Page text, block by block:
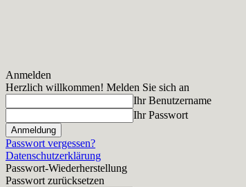
Anmelden
Herzlich willkommen! Melden Sie sich an
Ihr Benutzername
Ihr Passwort
Passwort vergessen?
Datenschutzerklärung
Passwort-Wiederherstellung
Passwort zurücksetzen